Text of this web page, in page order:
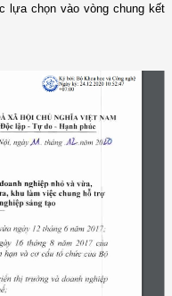
lựa chọn vào vòng chung kết